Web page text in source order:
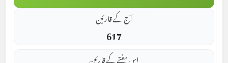
آج کے قارئین
617
اس ہفتے کے قارئین